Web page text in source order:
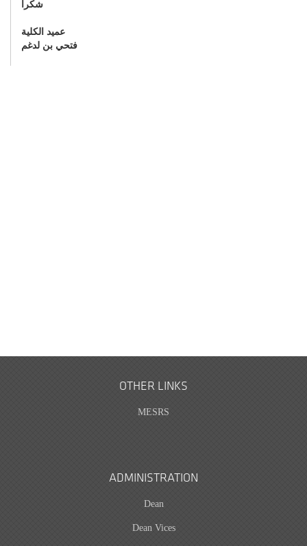
شكرا
عميد الكلية
فتحي بن لدغم
OTHER LINKS
MESRS
ADMINISTRATION
Dean
Dean Vices